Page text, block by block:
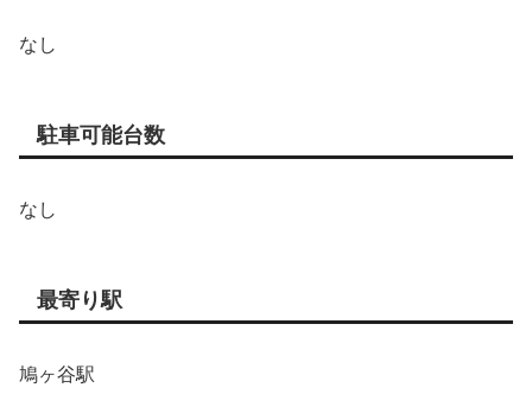
なし
駐車可能台数
なし
最寄り駅
鳩ヶ谷駅